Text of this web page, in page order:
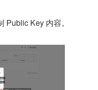
Key 内容。